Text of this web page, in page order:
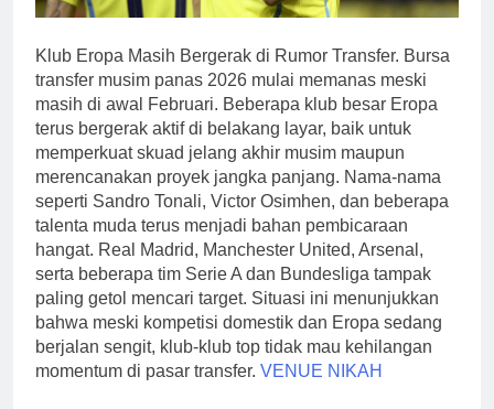
Klub Eropa Masih Bergerak di Rumor Transfer. Bursa
transfer musim panas 2026 mulai memanas meski
masih di awal Februari. Beberapa klub besar Eropa
terus bergerak aktif di belakang layar, baik untuk
memperkuat skuad jelang akhir musim maupun
merencanakan proyek jangka panjang. Nama-nama
seperti Sandro Tonali, Victor Osimhen, dan beberapa
talenta muda terus menjadi bahan pembicaraan
hangat. Real Madrid, Manchester United, Arsenal,
serta beberapa tim Serie A dan Bundesliga tampak
paling getol mencari target. Situasi ini menunjukkan
bahwa meski kompetisi domestik dan Eropa sedang
berjalan sengit, klub-klub top tidak mau kehilangan
momentum di pasar transfer. VENUE NIKAH